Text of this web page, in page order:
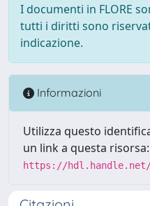
I documenti in FLORE
tutti i diritti sono
indicazione.
Informazioni
Utilizza questo
un link a questa risorsa:
https://hdl.handle.net/